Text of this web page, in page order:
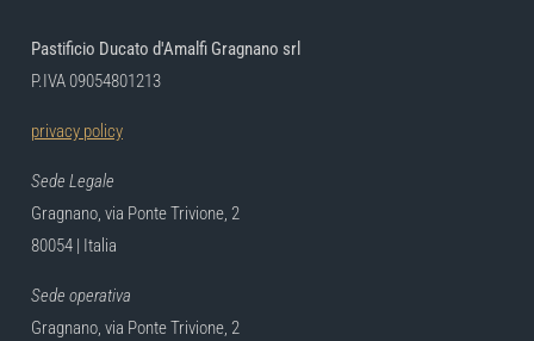
Pastificio Ducato d'Amalfi Gragnano srl
P.IVA 09054801213
privacy policy
Sede Legale
Gragnano, via Ponte Trivione, 2
80054 | Italia
Sede operativa
Gragnano, via Ponte Trivione, 2